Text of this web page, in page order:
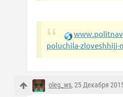
poluchila-
oleg_ws, 25 Декабря